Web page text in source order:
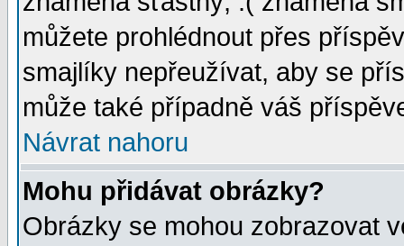
můžete prohlédnout přes
smajlíky nepřeužívat, aby se
může také případně váš
Návrat nahoru
Mohu přidávat obrázky?
Obrázky se mohou zobrazovat